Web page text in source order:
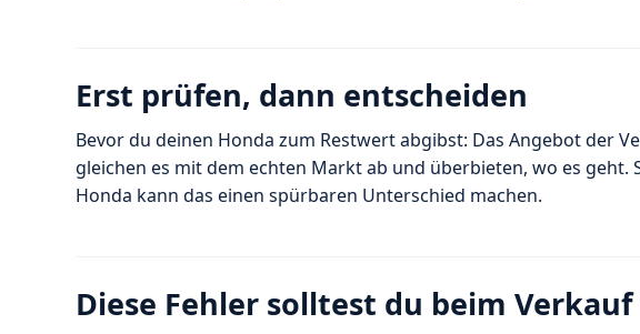
Erst prüfen, dann entscheiden
Bevor du deinen Honda zum Restwert abgibst: Das Angebot der
gleichen es mit dem echten Markt ab und überbieten, wo es
Honda kann das einen spürbaren Unterschied machen.
Diese Fehler solltest du beim